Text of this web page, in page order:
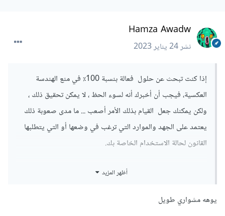
Hamza Awadw
نشر24 يناير 2023
إذا كنت تبحث عن حلول فعالة بنسبة 100٪ في منع الهندسة
العكسية، فيجب أن أخبرك أنه لسوء الحظ ، لا يمكن تحقيق ذلك ،
ولكن يمكنك جعل القيام بذلك الأمر أصعب ... ما مدى صعوبة ذلك
يعتمد على الجهد والموارد التي ترغب في وضعها أو التي يتطلبها
القانون لحالة الاستخدام الخاصة بك.
ويمكنك محاولة حماية التطبيق ( جعل عملية إختراقه مكلفه)
استخدام ال code obfuscation
أظهر المزيد
يوهه مشواري طويل